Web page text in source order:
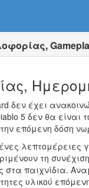
δεν έχει
5 δεν θα
επόμενη δόση
τη
στα παιχνίδια.
υλικού